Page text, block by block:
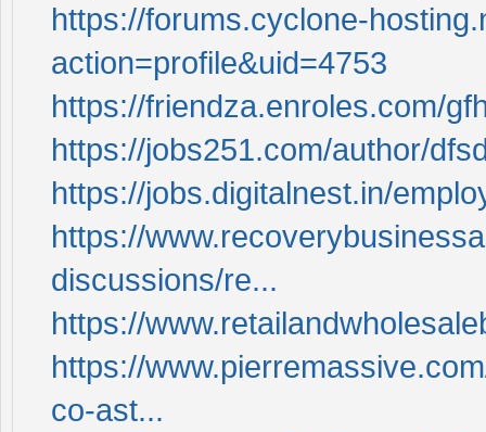
https://forums.cyclone-
action=profile&uid=4753
https://friendza.enroles.com/
https://jobs251.com/author/
https://jobs.digitalnest.in/
https://
discussions/re...
https://
https://
co-ast...